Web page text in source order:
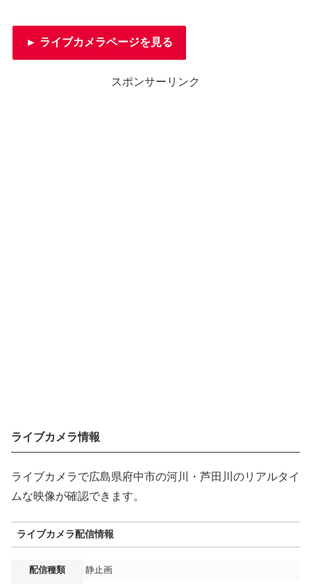
► ライブカメラページを見る
スポンサーリンク
ライブカメラ情報
ライブカメラで広島県府中市の河川・芦田川のリアルタイ
ムな映像が確認できます。
ライブカメラ配信情報
配信種類
静止画